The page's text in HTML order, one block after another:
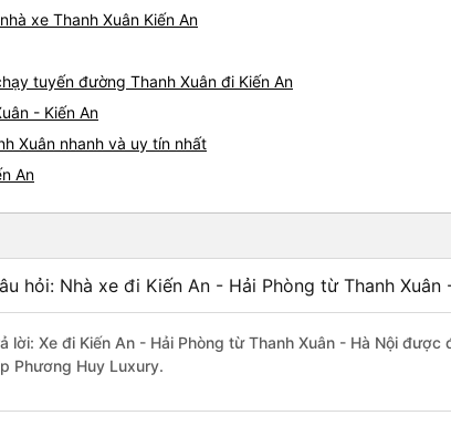
xe Thanh Xuân Kiến An
tuyến đường Thanh Xuân đi Kiến An
- Kiến An
Xuân nhanh và uy tín nhất
An
hỏi: Nhà xe đi Kiến An - Hải Phòng từ Thanh
lời: Xe đi Kiến An - Hải Phòng từ Thanh Xuân - Hà Nội
Phương Huy Luxury.